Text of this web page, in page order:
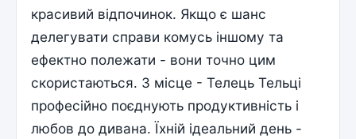
красивий відпочинок. Якщо є шанс
делегувати справи комусь іншому та
ефектно полежати - вони точно цим
скористаються. 3 місце - Телець Тельці
професійно поєднують продуктивність і
любов до дивана. Їхній ідеальний день -